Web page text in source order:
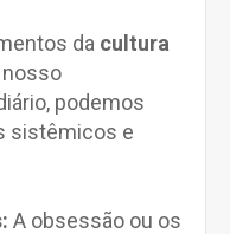
da cultura
podemos
sistêmicos e
A obsessão ou os